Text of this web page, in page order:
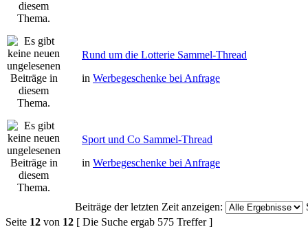
Rund um die Lotterie Sammel-Thread
in Werbegeschenke bei Anfrage
Sport und Co Sammel-Thread
in Werbegeschenke bei Anfrage
Beiträge der letzten Zeit anzeigen:
Seite 12 von 12 [ Die Suche ergab 575 Treffer ]